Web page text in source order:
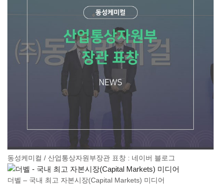
동성케미컬 / 산업통상자원부장관 표창 : 네이버 블로그
더벨 – 국내 최고 자본시장(Capital Markets) 미디어